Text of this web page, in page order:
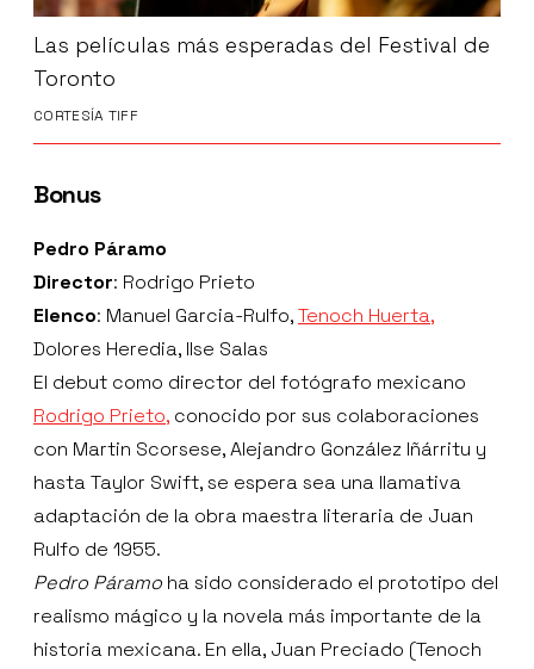
Las películas más esperadas del Festival de
Toronto
CORTESÍA TIFF
Bonus
Pedro Páramo
Director: Rodrigo Prieto
Elenco: Manuel Garcia-Rulfo,Tenoch Huerta,
Dolores Heredia, Ilse Salas
El debut como director del fotógrafo mexicano
Rodrigo Prieto, conocido por sus colaboraciones
con Martin Scorsese, Alejandro González Iñárritu y
hasta Taylor Swift, se espera sea una llamativa
adaptación de la obra maestra literaria de Juan
Rulfo de 1955.
Pedro Páramo ha sido considerado el prototipo del
realismo mágico y la novela más importante de la
historia mexicana. En ella, Juan Preciado (Tenoch